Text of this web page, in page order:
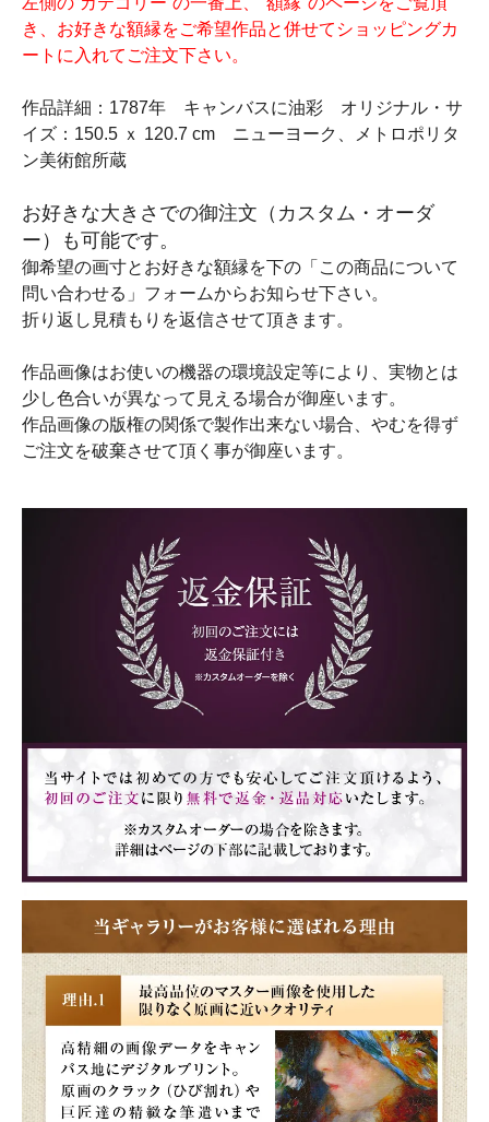
き、お好きな額縁をご希望作品と併せてショッピングカ
ートに入れてご注文下さい。
作品詳細：1787年 キャンバスに油彩 オリジナル・サ
イズ：150.5 ｘ 120.7 cm ニューヨーク、メトロポリタ
ン美術館所蔵
お好きな大きさでの御注文（カスタム・オーダ
ー）も可能です。
御希望の画寸とお好きな額縁を下の「この商品について
問い合わせる」フォームからお知らせ下さい。
折り返し見積もりを返信させて頂きます。
作品画像はお使いの機器の環境設定等により、実物とは
少し色合いが異なって見える場合が御座います。
作品画像の版権の関係で製作出来ない場合、やむを得ず
ご注文を破棄させて頂く事が御座います。